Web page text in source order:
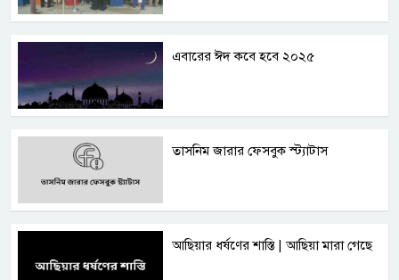
এবারের ঈদ কবে হবে ২০২৫
তাসনিম জারার ফেসবুক স্ট্যাটাস
আছিয়ার ধর্ষণের শাস্তি | আছিয়া মারা গেছে